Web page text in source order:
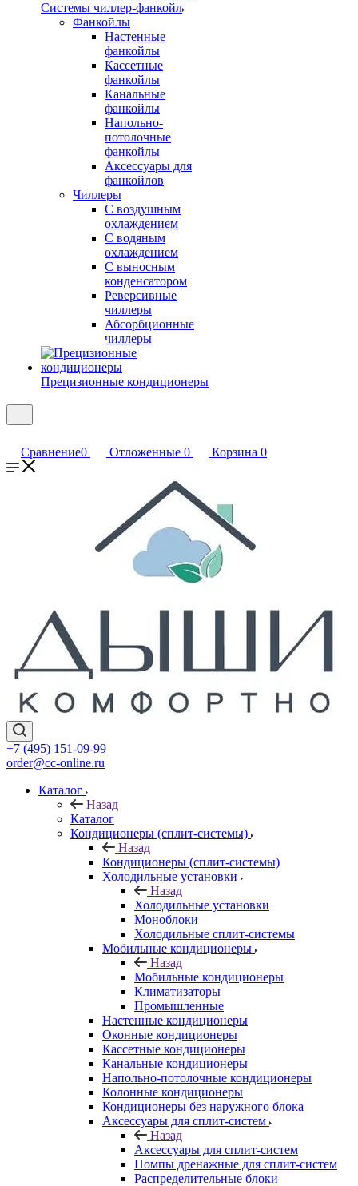
Системы чиллер-фанкойл
Фанкойлы
Настенные
фанкойлы
Кассетные
фанкойлы
Канальные
фанкойлы
Напольно-
потолочные
фанкойлы
Аксессуары для
фанкойлов
Чиллеры
С воздушным
охлаждением
С водяным
охлаждением
С выносным
конденсатором
Реверсивные
чиллеры
Абсорбционные
чиллеры
Прецизионные кондиционеры
Сравнение0 Отложенные 0 Корзина 0
+7 (495) 151-09-99
order@cc-online.ru
Каталог
Назад
Каталог
Кондиционеры (сплит-системы)
Назад
Кондиционеры (сплит-системы)
Холодильные установки
Назад
Холодильные установки
Моноблоки
Холодильные сплит-системы
Мобильные кондиционеры
Назад
Мобильные кондиционеры
Климатизаторы
Промышленные
Настенные кондиционеры
Оконные кондиционеры
Кассетные кондиционеры
Канальные кондиционеры
Напольно-потолочные кондиционеры
Колонные кондиционеры
Кондиционеры без наружного блока
Аксессуары для сплит-систем
Назад
Аксессуары для сплит-систем
Помпы дренажные для сплит-систем
Распределительные блоки